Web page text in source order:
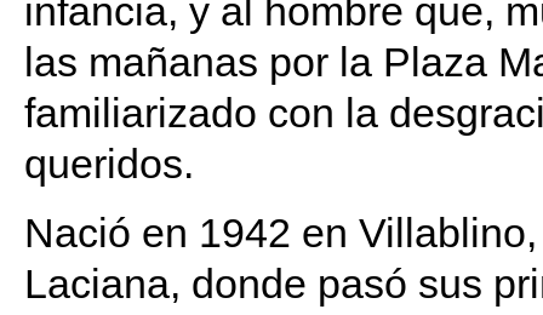
infancia, y al hombre que,
las mañanas por la Plaza
familiarizado con la
queridos.
Nació en 1942 en
Laciana, donde pasó sus